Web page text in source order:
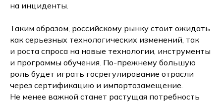
на инциденты.
Таким образом, российскому рынку стоит ожидать
как серьезных технологических изменений, так
и роста спроса на новые технологии, инструменты
и программы обучения. По-прежнему большую
роль будет играть госрегулирование отрасли
через сертификацию и импортозамещение.
Не менее важной станет растущая потребность